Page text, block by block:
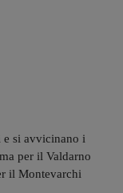
e si avvicinano i
per il Valdarno
il Montevarchi